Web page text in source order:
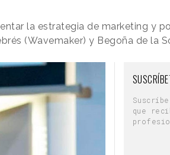
la estrategia de marketing y
(Wavemaker) y Begoña de la
que